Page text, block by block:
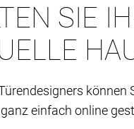
SIE
können
einfach online